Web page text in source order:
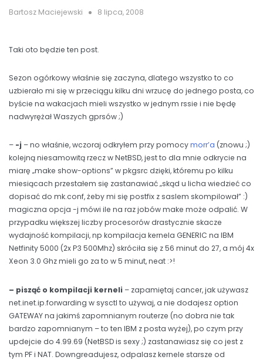
Bartosz Maciejewski 8 lipca, 2008
Taki oto będzie ten post.
Sezon ogórkowy właśnie się zaczyna, dlatego wszystko to co
uzbierało mi się w przeciągu kilku dni wrzucę do jednego posta, co
byście na wakacjach mieli wszystko w jednym rssie i nie będę
nadwyrężał Waszych gprsów ;)
– -j – no właśnie, wczoraj odkryłem przy pomocymorr’a (znowu ;)
kolejną niesamowitą rzecz w NetBSD, jest to dla mnie odkrycie na
miarę „make show-options” w pkgsrc dzięki, któremu po kilku
miesiącach przestałem się zastanawiać „skąd u licha wiedzieć co
dopisać do mk.conf, żeby mi się postfix z saslem skompilował” :)
magiczna opcja -j mówi ile na raz jobów make może odpalić. W
przypadku większej liczby procesorów drastycznie skacze
wydajność kompilacji, np kompilacja kernela GENERIC na IBM
Netfinity 5000 (2x P3 500Mhz) skróciła się z 56 minut do 27, a mój 4x
Xeon 3.0 Ghz mieli go za to w 5 minut, neat :>!
– pisząć o kompilacji kerneli – zapamiętaj cancer, jak używasz
net.inet.ip.forwarding w sysctl to używaj, a nie dodajesz option
GATEWAY na jakimś zapomnianym routerze (no dobra nie tak
bardzo zapomnianym – to ten IBM z posta wyżej), po czym przy
updejcie do 4.99.69 (NetBSD is sexy ;) zastanawiasz się co jest z
tym PF i NAT. Downgreadujesz, odpalasz kernele starsze od